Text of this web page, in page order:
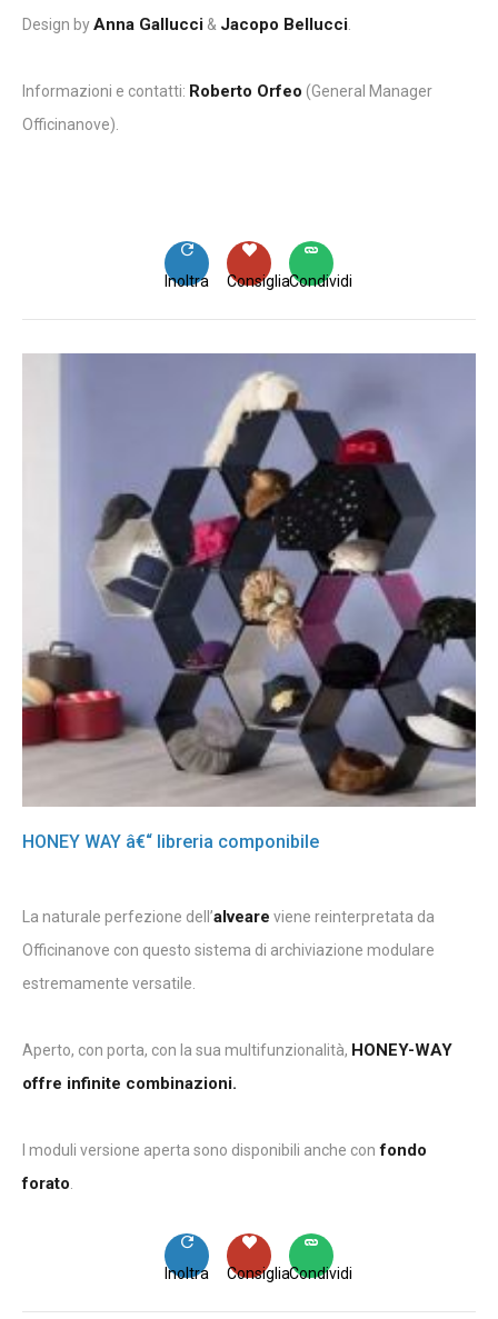
Design byAnna Gallucci & Jacopo Bellucci.
Informazioni e contatti: Roberto Orfeo (General Manager
Officinanove).
Condividi
Consiglia
Inoltra
HONEY WAY â€“ libreria componibile
La naturale perfezione dell’alveare viene reinterpretata da
Officinanove con questo sistema di archiviazione modulare
estremamente versatile.
Aperto, con porta, con la sua multifunzionalità, HONEY-WAY
offre infinite combinazioni.
I moduli versione aperta sono disponibili anche con fondo
forato.
Condividi
Consiglia
Inoltra